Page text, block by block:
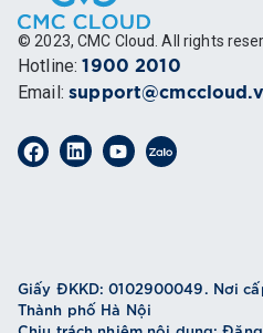
© 2023, CMC Cloud. All rights
Hotline: 1900 2010
Email:
Giấy ĐKKD: 0102900049. Nơi
Thành phố Hà Nội